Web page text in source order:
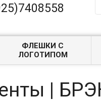
ФЛЕШКИ С
ЛОГОТИПОМ
|